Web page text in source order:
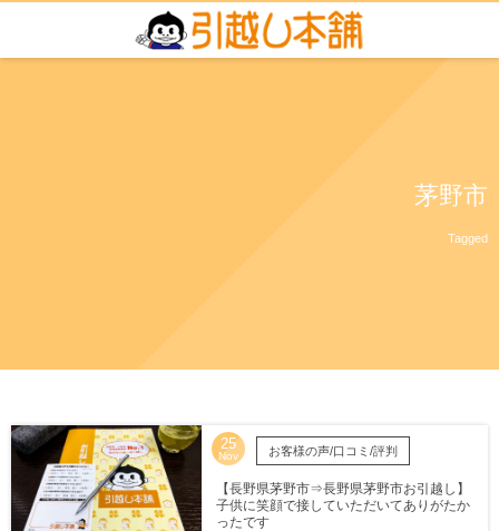
茅野市
Tagged
25
Nov お客様の声/口コミ/評判
【長野県茅野市⇒長野県茅野市お引越し】
子供に笑顔で接していただいてありがたか
ったです